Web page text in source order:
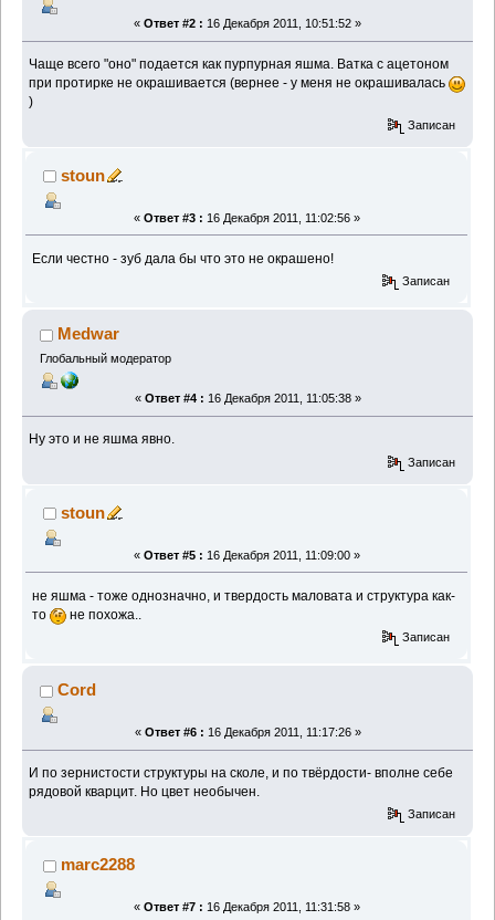
« Ответ #2 : 16 Декабря 2011, 10:51:52 »
Чаще всего "оно" подается как пурпурная яшма. Ватка с ацетоном
при протирке не окрашивается (вернее - у меня не окрашивалась
)
Записан
stoun
« Ответ #3 : 16 Декабря 2011, 11:02:56 »
Если честно - зуб дала бы что это не окрашено!
Записан
Medwar
Глобальный модератор
« Ответ #4 : 16 Декабря 2011, 11:05:38 »
Ну это и не яшма явно.
Записан
stoun
« Ответ #5 : 16 Декабря 2011, 11:09:00 »
не яшма - тоже однозначно, и твердость маловата и структура как-
то
не похожа..
Записан
Cord
« Ответ #6 : 16 Декабря 2011, 11:17:26 »
И по зернистости структуры на сколе, и по твёрдости- вполне себе
рядовой кварцит. Но цвет необычен.
Записан
marc2288
« Ответ #7 : 16 Декабря 2011, 11:31:58 »